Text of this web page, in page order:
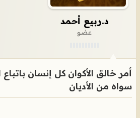
د.ربيع أحمد
عضو
أمر خالق الأكوان كل إنسان باتباع
سواه من الأديان